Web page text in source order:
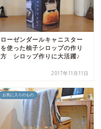
ローゼンダールキャニスター
を使った柚子シロップの作り
方 シロップ作りに大活躍♪
2017年11月11日
お気に入りのもの